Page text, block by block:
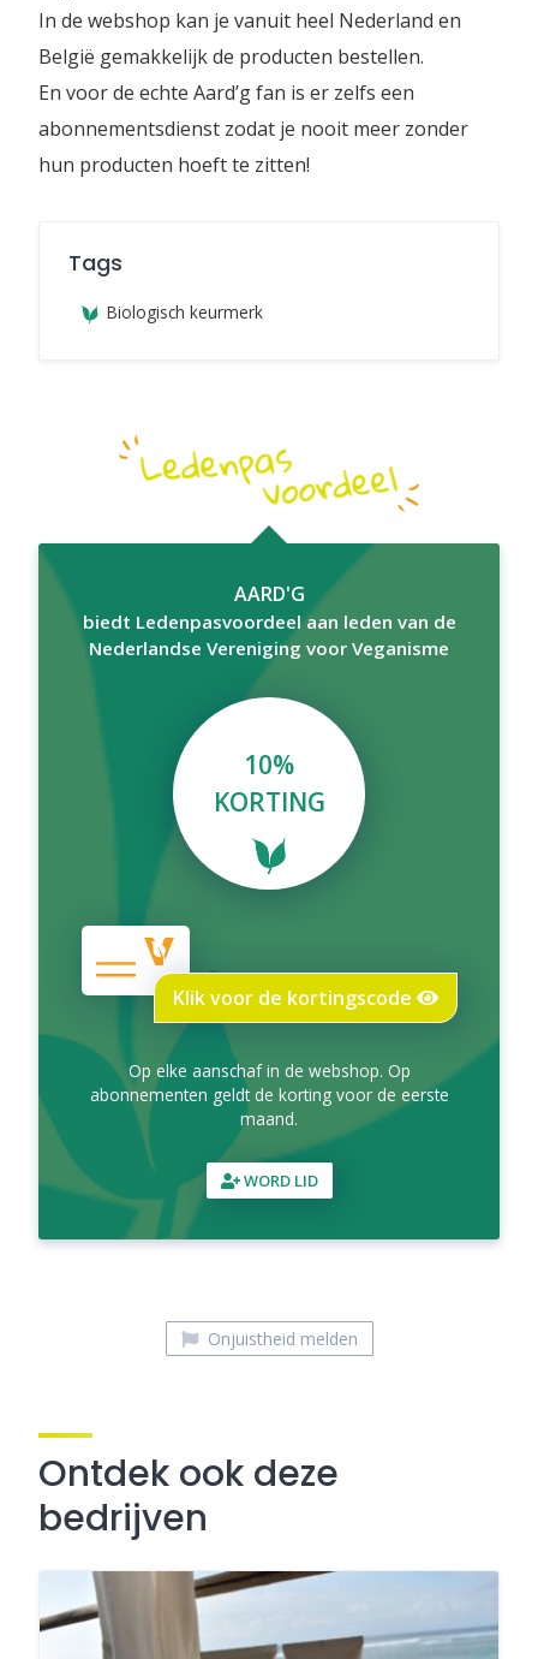
In de webshop kan je vanuit heel Nederland en
België gemakkelijk de producten bestellen.
En voor de echte Aard’g fan is er zelfs een
abonnementsdienst zodat je nooit meer zonder
hun producten hoeft te zitten!
Tags
Biologisch keurmerk
AARD'G
biedt Ledenpasvoordeel aan leden van de
Nederlandse Vereniging voor Veganisme
10%
KORTING
Klik voor de kortingscode
Op elke aanschaf in de webshop. Op
abonnementen geldt de korting voor de eerste
maand.
WORD LID
Onjuistheid melden
Ontdek ook deze
bedrijven